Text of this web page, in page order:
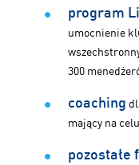
program
umocnienie
300
coaching
mający na
pozostałe